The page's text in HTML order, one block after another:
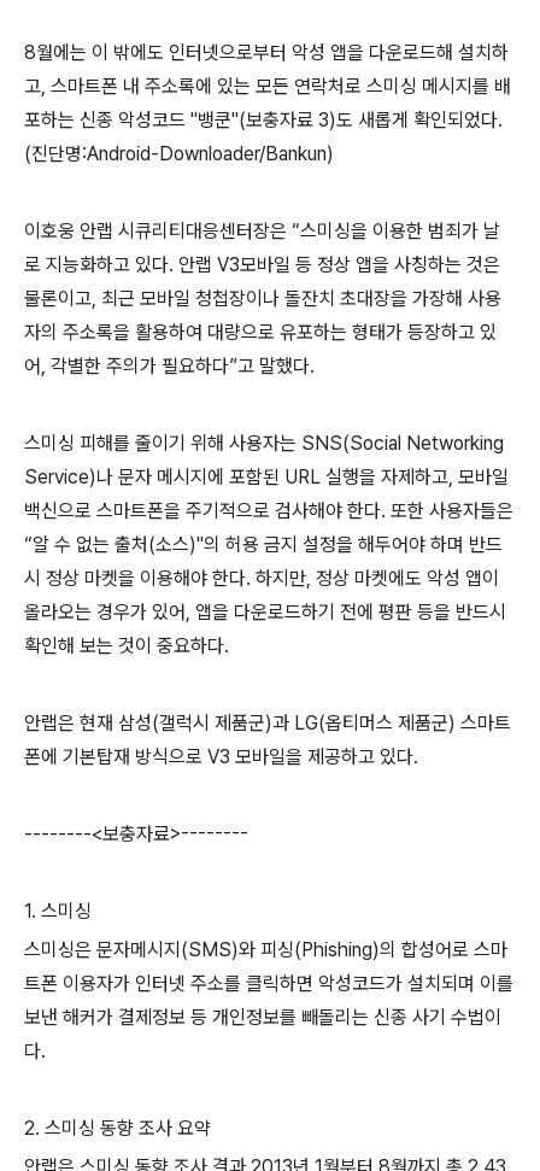
8월에는 이 밖에도 인터넷으로부터 악성 앱을 다운로드해 설치하
고, 스마트폰 내 주소록에 있는 모든 연락처로 스미싱 메시지를 배
포하는 신종 악성코드 "뱅쿤"(보충자료 3)도 새롭게 확인되었다.
(진단명:Android-Downloader/Bankun)
이호웅 안랩 시큐리티대응센터장은 “스미싱을 이용한 범죄가 날
로 지능화하고 있다. 안랩 V3모바일 등 정상 앱을 사칭하는 것은
물론이고, 최근 모바일 청첩장이나 돌잔치 초대장을 가장해 사용
자의 주소록을 활용하여 대량으로 유포하는 형태가 등장하고 있
어, 각별한 주의가 필요하다”고 말했다.
스미싱 피해를 줄이기 위해 사용자는 SNS(Social Networking
Service)나 문자 메시지에 포함된 URL 실행을 자제하고, 모바일
백신으로 스마트폰을 주기적으로 검사해야 한다. 또한 사용자들은
“알 수 없는 출처(소스)"의 허용 금지 설정을 해두어야 하며 반드
시 정상 마켓을 이용해야 한다. 하지만, 정상 마켓에도 악성 앱이
올라오는 경우가 있어, 앱을 다운로드하기 전에 평판 등을 반드시
확인해 보는 것이 중요하다.
안랩은 현재 삼성(갤럭시 제품군)과 LG(옵티머스 제품군) 스마트
폰에 기본탑재 방식으로 V3 모바일을 제공하고 있다.
--------<보충자료>--------
1. 스미싱
스미싱은 문자메시지 (SMS)와 피싱(Phishing)의 합성어로 스마
트폰 이용자가 인터넷 주소를 클릭하면 악성코드가 설치되며 이를
보낸 해커가 결제정보 등 개인정보를 빼돌리는 신종 사기 수법이
다.
2. 스미싱 동향 조사 요약